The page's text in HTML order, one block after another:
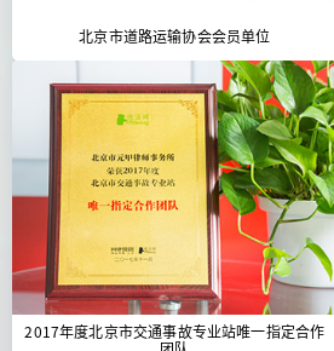
北京市道路运输协会会员单位
2017年度北京市交通事故专业站唯一指定合作